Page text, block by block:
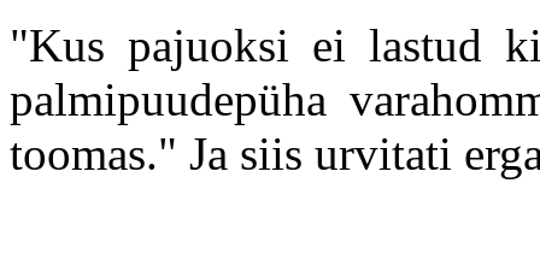
"Kus pajuoksi ei lastud
palmipuudepüha
toomas." Ja siis urvitati